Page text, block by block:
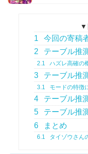
▼
1
今回の寄稿
2
テーブル推
2.1 ハズレ高確の
3 テーブル推
3.1 モードの特徴
4
テーブル推
5
テーブル推
6
まとめ
6.1 タイゾウさん